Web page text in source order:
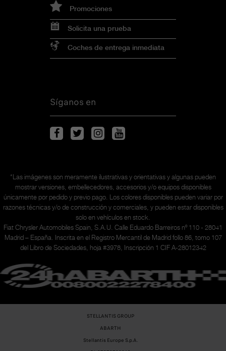
Promociones
Solicita una prueba
Coches de entrega inmediata
Síganos en
*Las imágenes son meramente ilustrativas y orientativas y algunas pueden
mostrar versiones, embellecedores, accesorios y/o equipos disponibles
únicamente por pedido y previo pago. Los colores disponibles pueden variar por
razones técnicas y/o de construcción y comerciales, y pueden estar disponibles
solo en vehículos en stock.
Fiat Chrysler Automobiles Spain, S.A.U. Calle Eduardo Barreiros nº 110 - 28041
Madrid – España. Inscrita en el Registro Mercantil de Madrid follo 86, tomo 107
del Libro de Sociedades, hoja #3978, Inscripción 1 CIF A-28012342
STELLANTIS GROUP
ABARTH
Stellantis Europe S.p.A.